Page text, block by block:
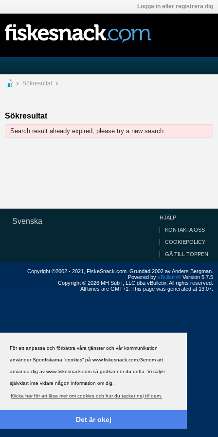
För att anpassa och förbättra våra tjänster och vår kommunikation
använder Sportfiskarna ”cookies” på www.fiskesnack.com.Genom att
använda dig av www.fiskesnack.com så godkänner du detta. Vi säljer
självklart inte vidare någon information om dig.
Klicka här för att läsa mer om cookies och hur du tackar nej till dem.
Det är okej
Logga in eller registrera dig
Sökresultat
Sökresultat
Search result already expired, please try a new search.
Svenska HJÄLP
KONTAKTA OSS
COOKIEPOLICY
GÅ TILL TOPPEN
Copyright ©2002 - 2021, FiskeSnack.com. Grundad 2002 av Anders Bergman.
Powered by vBulletin® Version 5.7.5
Copyright © 2026 MH Sub I, LLC dba vBulletin. All rights reserved.
All times are GMT+1. This page was generated at 13:07.